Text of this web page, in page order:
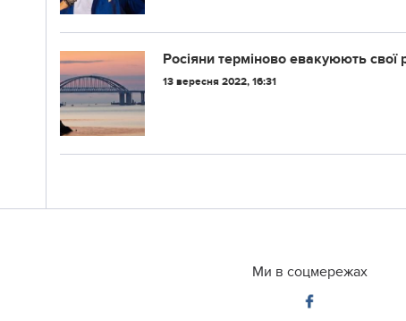
Росіяни терміново евакуюють свої
13 вересня 2022, 16:31
Ми в соцмережах